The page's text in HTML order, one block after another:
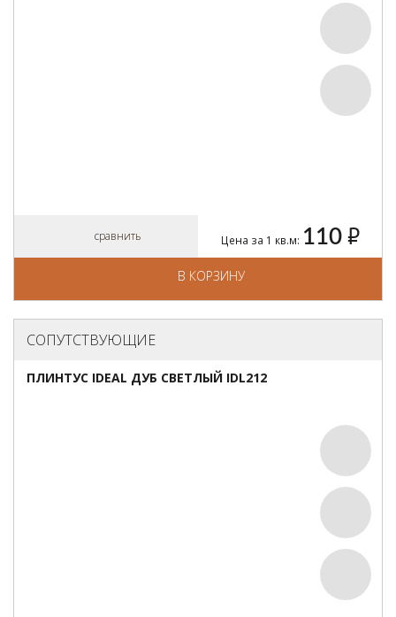
сравнить Цена за 1 кв.м: 110 руб.
В КОРЗИНУ
СОПУТСТВУЮЩИЕ
ПЛИНТУС IDEAL ДУБ СВЕТЛЫЙ IDL212